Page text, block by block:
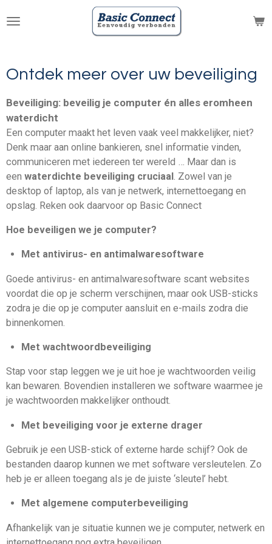
direct
hoofdinhoud
Ontdek meer over uw beveiliging
Beveiliging: beveilig je computer én alles eromheen
waterdicht
Een computer maakt het leven vaak veel makkelijker, niet?
Denk maar aan online bankieren, snel informatie vinden,
communiceren met iedereen ter wereld … Maar dan is
een waterdichte beveiliging cruciaal . Zowel van je
desktop of laptop, als van je netwerk, internettoegang en
opslag. Reken ook daarvoor op Basic Connect
Hoe beveiligen we je computer?
Met antivirus- en antimalwaresoftware
Goede antivirus- en antimalwaresoftware scant websites
voordat die op je scherm verschijnen, maar ook USB-sticks
zodra je die op je computer aansluit en e-mails zodra die
binnenkomen.
Met wachtwoordbeveiliging
Stap voor stap leggen we je uit hoe je wachtwoorden veilig
kan bewaren. Bovendien installeren we software waarmee je
je wachtwoorden makkelijker onthoudt.
Met beveiliging voor je externe drager
Gebruik je een USB-stick of externe harde schijf? Ook de
bestanden daarop kunnen we met software versleutelen. Zo
heb je er alleen toegang als je de juiste ‘sleutel’ hebt.
Met algemene computerbeveiliging
Afhankelijk van je situatie kunnen we je computer, netwerk en